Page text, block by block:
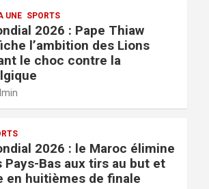
UNE SPORTS
2026 : Pape Thiaw
l’ambition des Lions
le choc contre la
2026 : le Maroc élimine
Pays-Bas aux tirs au but et
en huitièmes de finale